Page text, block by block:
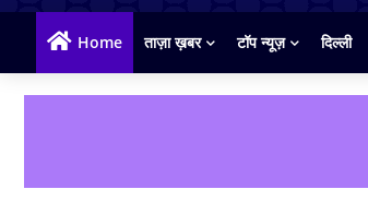
Home ताज़ा ख़बर टॉप न्यूज़ दिल्ली